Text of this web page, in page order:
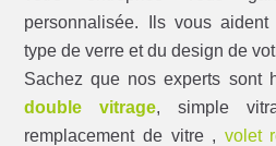
personnalisée. Ils vous
type de verre et du design de
Sachez que nos experts sont
double vitrage, simple
remplacement de vitre , volet